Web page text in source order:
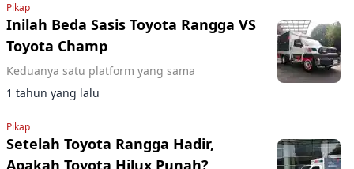
Pikap
Inilah Beda Sasis Toyota Rangga VS
Toyota Champ
Keduanya satu platform yang sama
1 tahun yang lalu
Pikap
Setelah Toyota Rangga Hadir,
Apakah Toyota Hilux Punah?